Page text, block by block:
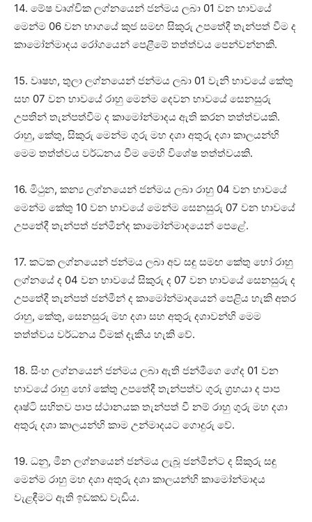
14. මේෂ වෘශ්චික ලග්නයෙන් ජන්මය ලබා 01 වන භාවයේ
මෙන්ම 06 වන භාගයේ කුජ සමඟ සිකුරු උපතේදී තැන්පත් වීම ද
කාමෝන්මාදය රෝගයෙන් පෙළීමේ තත්ත්වය පෙන්වන්නකි.
15. වෘෂභ, තුලා ලග්නයෙන් ජන්මය ලබා 01 වැනි භාවයේ කේතු
සහ 07 වන භාවයේ රාහු මෙන්ම දෙවන භාවයේ සෙනසුරු
උපතින් තැන්පත්වීම ද කාමෝන්මාදය ඇති කරන තත්ත්වයකි.
රාහු, කේතු, සිකුරු මෙන්ම ගුරු මහ දශා අතුරු දශා කාලයන්හි
මෙම තත්ත්වය වර්ධනය වීම මෙහි විශේෂ තත්ත්වයකි.
16. මිථුන, කන්‍ය ලග්නයෙන් ජන්මය ලබා රාහු 04 වන භාවයේ
මෙන්ම කේතු 10 වන භාවයේ මෙන්ම සෙනසුරු 07 වන භාවයේ
උපතේදී තැන්පත් ජන්මීන්ද කාමෝන්මාදයෙන් පෙළේ.
17. කටක ලග්නයෙන් ජන්මය ලබා අව සඳු සමඟ කේතු හෝ රාහු
ලග්නයේ ද 04 වන භාවයේ සිකුරු ද 07 වන භාවයේ සෙනසුරු ද
උපතේදී තැන්පත් ජන්මීන් ද කාමෝන්මාදයෙන් පෙළිය හැකි අතර
රාහු, කේතු, සෙනසුරු මහ දශා සහ අතුරු දශාවන්හි මෙම
තත්ත්වය වර්ධනය වීමක්‌ දැකිය හැකි වේ.
18. සිංහ ලග්නයෙන් ජන්මය ලබා ඇති ජන්මීගෙ ගේද 01 වන
භාවයේ රාහු හෝ කේතු උපතේදී තැන්පත්ව ගුරු ග්‍රහයා ද පාප
දෘෂ්ටි සහිතව පාප ස්‌ථානයක තැන්පත් වී නම් රාහු ගුරු මහ දශා
අතුරු දශා කාලයන්හි කාම උන්මාදයට ගොදුරු වේ.
19. ධනු, මීන ලග්නයෙන් ජන්මය ලැබූ ජන්මීන්ට ද සිකුරු සඳු
මෙන්ම රාහු මහ දශා අතුරු දශා කාලයන්හි කාමෝන්මාදය
වැළඳීමට ඇති ඉඩකඩ වැඩිය.